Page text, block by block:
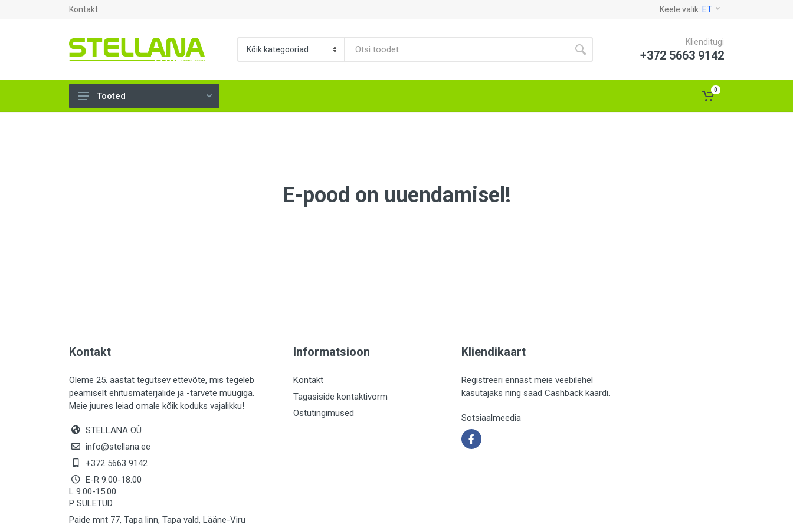
Kontakt Keele valik: ET
Klienditugi
+372 5663 9142
LIISTUD (184)
KIVID (31)
KATTED (134)
MAALRITARBED (1029)
SOOJUSTUS (15)
KEEMIA (221)
TÖÖRIIDED (117)
SAUN (8)
Tooted
0
E-pood on uuendamisel!
Kontakt
Oleme 25. aastat tegutsev ettevõte, mis tegeleb
peamiselt ehitusmaterjalide ja -tarvete müügiga.
Meie juures leiad omale kõik koduks vajalikku!
STELLANA OÜ
info@stellana.ee
+372 5663 9142
E-R 9.00-18.00
L 9.00-15.00
P SULETUD
Paide mnt 77, Tapa linn, Tapa vald, Lääne-Viru
Informatsioon
Kontakt
Tagasiside kontaktivorm
Ostutingimused
Kliendikaart
Registreeri ennast meie veebilehel
kasutajaks ning saad Cashback kaardi.
Sotsiaalmeedia